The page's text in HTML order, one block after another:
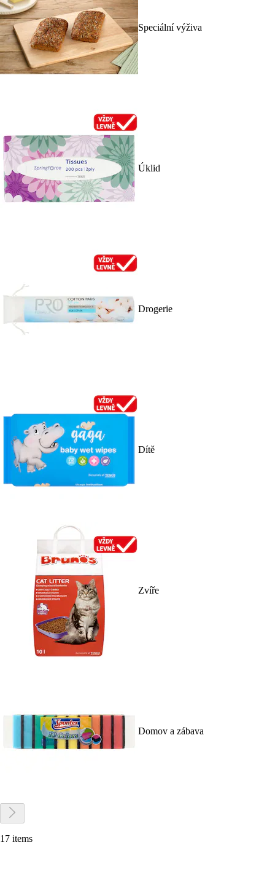
Speciální výživa
Úklid
Drogerie
Dítě
Zvíře
Domov a zábava
17 items